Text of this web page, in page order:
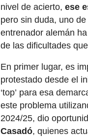
nivel de acierto, ese
pero sin duda, uno
entrenador alemán
de las dificultades
En primer lugar, es
protestado desde el
‘top’ para esa
este problema
2024/25, dio
Casadó, quienes